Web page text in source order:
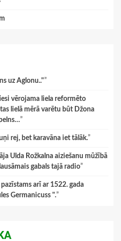
uz Aglonu.."”
vērojama liela reformēto
lielā mērā varētu būt Džona
”
rej, bet karavāna iet tālāk.”
Ulda Rožkalna aiziešanu mūžībā
gabals tajā radio”
arī ar 1522. gada
Germanicuss ".”